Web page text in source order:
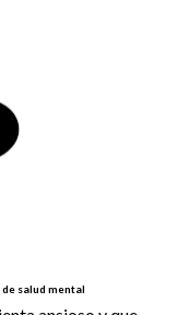
salud mental